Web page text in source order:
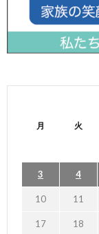
月 火
3 4
10 11
17 18